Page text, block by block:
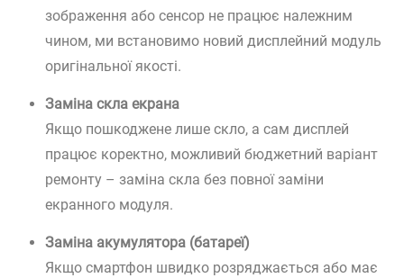
зображення або сенсор не працює належним
чином, ми встановимо новий дисплейний модуль
оригінальної якості.
Заміна скла екрана
Якщо пошкоджене лише скло, а сам дисплей
працює коректно, можливий бюджетний варіант
ремонту – заміна скла без повної заміни
екранного модуля.
Заміна акумулятора (батареї)
Якщо смартфон швидко розряджається або має